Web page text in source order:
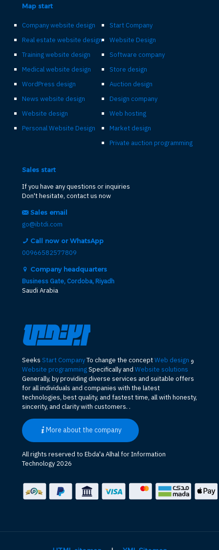
Map start
Start Company
Website Design
Software company
Store design
Auction design
Design company
Web hosting
Market design
Private auction programming
Company website design
Real estate website design
Training website design
Medical website design
WordPress design
News website design
Website design
Personal Website Design
Sales start
If you have any questions or inquiries
Don't hesitate, contact us now
Sales email
go@ibtdi.com
Call now or WhatsApp
00966582577809
Company headquarters
Business Gate, Cordoba, Riyadh
Saudi Arabia
Seeks Start CompanyTo change the conceptWeb design و
Website programmingSpecifically and Website solutions
Generally, by providing diverse services and suitable offers
for all individuals and companies with the latest
technologies, best quality, and fastest time, all with honesty,
sincerity, and clarity with customers. .
More about the company
All rights reserved to Ebda'a Alhal for Information
Technology 2026